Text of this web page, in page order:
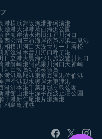
港横浜舞阪漁港 那珂湊港
漁港 大津港葛西海浜公園
磨海岸清水港 旧江戸川河口
西公園 三浦海岸南芦屋浜二見港
相模川河口 大洗マリーナ若松
新漁港木曽川河口 呼子港
日立港 大黒海づり施設豊川河口
港師崎港 阿武隈川河口 天神崎
河口敦賀新港横須賀
渡港鳥取港 東幡豆漁港佐伯港
戸空港親水護岸木更津港
港洲本港千葉港城ヶ島公園
港館山港牛深宇品波止場公園
干港 新仁尾港 片瀬漁港
利島亀浦港